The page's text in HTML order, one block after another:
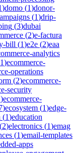
)domo (1)donor-
(1)drip-
(3)dubai
(2)e-factura
bill (1)e2e (2)eaa
analytics
1)ecommerce-
operations
(2)ecommerce-
security
)ecommerce-
)ecosystem (1)edge-
(1)education
(2)electronics (1)emag
(1)email-templates
apps